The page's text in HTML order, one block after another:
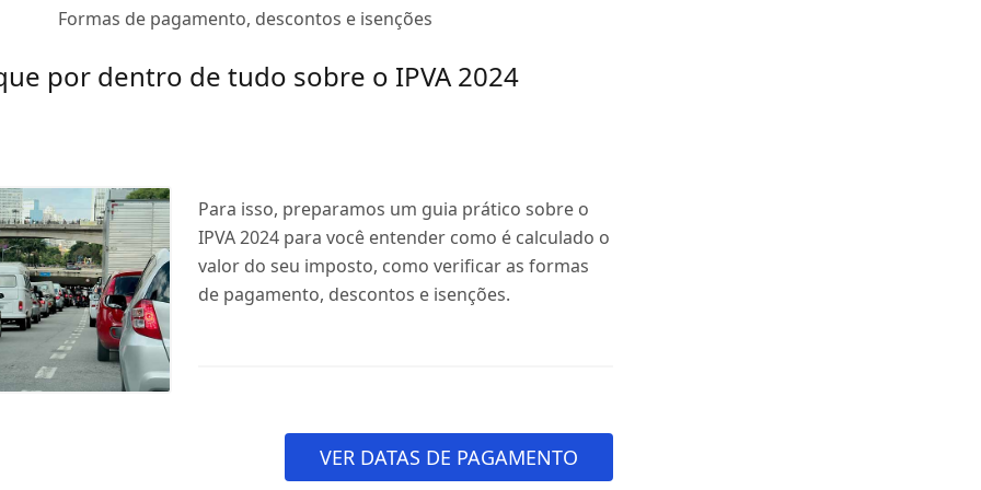
Formas de pagamento, descontos e isenções
por dentro de tudo sobre o IPVA 2024
Para isso, preparamos um guia prático sobre o
IPVA 2024 para você entender como é calculado o
valor do seu imposto, como verificar as formas
de pagamento, descontos e isenções.
VER DATAS DE PAGAMENTO